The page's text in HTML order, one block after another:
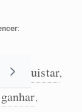
:
conquistar,
ganhar,